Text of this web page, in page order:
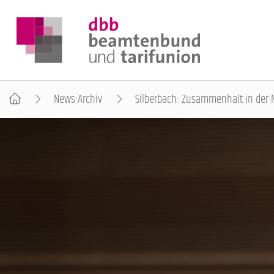
POLITIK & POSITIONEN
News-Archiv Silberbach: Zusammenhalt in der